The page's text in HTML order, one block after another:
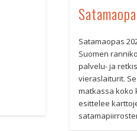
Satamaopas
Suomen
palvelu- ja
vieraslaiturit.
matkassa koko
esittelee